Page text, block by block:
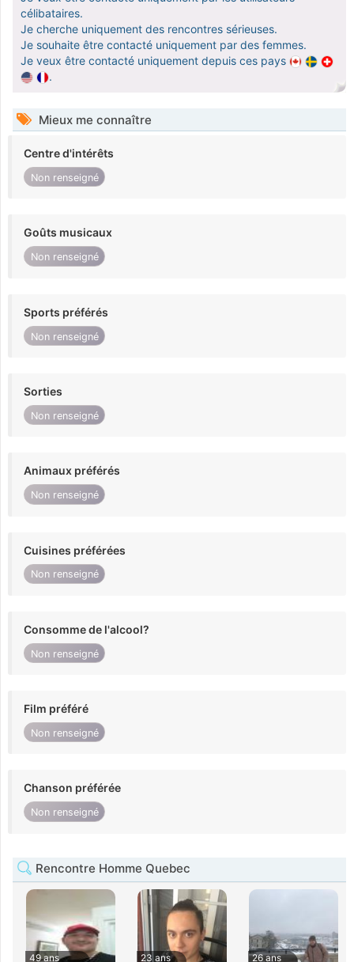
célibataires.
Je cherche uniquement des rencontres sérieuses.
Je souhaite être contacté uniquement par des femmes.
Je veux être contacté uniquement depuis ces pays
.
Mieux me connaître
Centre d'intérêts
Non renseigné
Goûts musicaux
Non renseigné
Sports préférés
Non renseigné
Sorties
Non renseigné
Animaux préférés
Non renseigné
Cuisines préférées
Non renseigné
Consomme de l'alcool?
Non renseigné
Film préféré
Non renseigné
Chanson préférée
Non renseigné
Rencontre Homme Quebec
49 ans
23 ans
26 ans